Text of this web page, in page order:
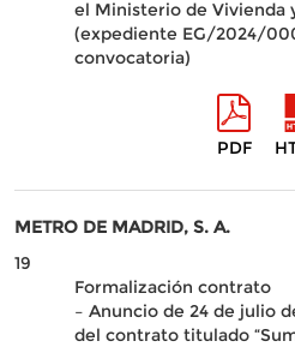
el Ministerio de Vivienda
(expediente EG/2024/
convocatoria)
PDF
METRO DE MADRID, S. A.
19
Formalización contrato
– Anuncio de 24 de julio
del contrato titulado